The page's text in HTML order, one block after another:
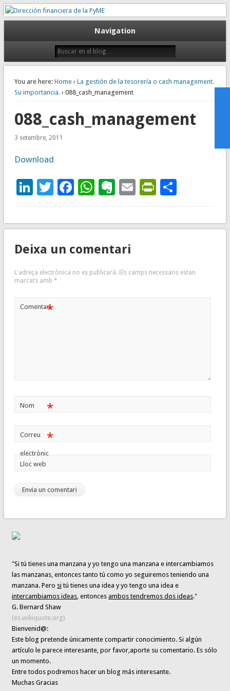
Dirección financiera de la PyME
Gestión empresarial eficiente. Dirección financiera externalizada.
Navigation
You are here: Home› La gestión de la tesorería o cash management.
Su importancia.› 088_cash_management
088_cash_management
3 setembre, 2011
Download
LinkedIn
Twitter
Facebook
WhatsApp
Evernote
Email
Deixa un comentari
L'adreça electrònica no es publicarà. Els camps necessaris estan
marcats amb *
Comentari*
Nom *
Correu
electrònic
*
Lloc web
"Si tú tienes una manzana y yo tengo una manzana e intercambiamos
las manzanas, entonces tanto tú como yo seguiremos teniendo una
manzana. Pero si tú tienes una idea y yo tengo una idea e
intercambiamos ideas, entoncesambos tendremos dos ideas."
G. Bernard Shaw
(es.wikiquote.org)
Bienvenid@:
Este blog pretende únicamentecompartir conocimiento. Si algún
artículo le parece interesante,por favor,aporte su comentario. Es sólo
un momento.
Entre todos podremos hacer un blog más interesante.
Muchas Gracias